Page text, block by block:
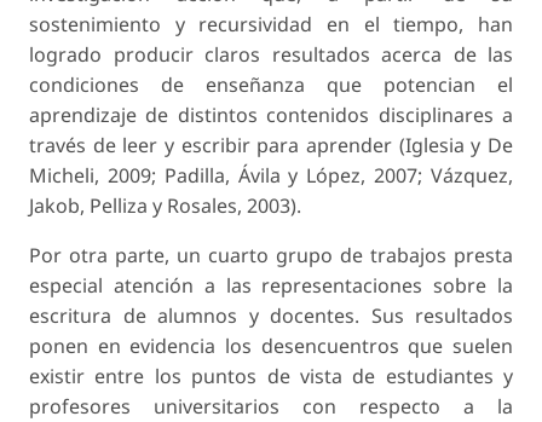
sostenimiento y recursividad en el tiempo, han
logrado producir claros resultados acerca de las
condiciones de enseñanza que potencian el
aprendizaje de distintos contenidos disciplinares a
través de leer y escribir para aprender (Iglesia y De
Micheli, 2009; Padilla, Ávila y López, 2007; Vázquez,
Jakob, Pelliza y Rosales, 2003).
Por otra parte, un cuarto grupo de trabajos presta
especial atención a las representaciones sobre la
escritura de alumnos y docentes. Sus resultados
ponen en evidencia los desencuentros que suelen
existir entre los puntos de vista de estudiantes y
profesores universitarios con respecto a la